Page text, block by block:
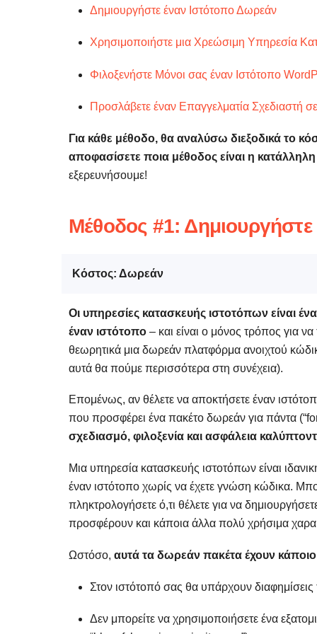
Δημιουργήστε έναν Ιστότοπο Δωρεάν
Χρησιμοποιήστε μια Χρεώσιμη Υπηρεσία
Φιλοξενήστε Μόνοι σας έναν Ιστότοπο
Προσλάβετε έναν Επαγγελματία Σχεδιαστή
Για κάθε μέθοδο, θα αναλύσω διεξοδικά το
αποφασίσετε ποια μέθοδος είναι η
εξερευνήσουμε!
Μέθοδος #1:
Κόστος: Δωρεάν
Οι υπηρεσίες κατασκευής ιστοτόπων είναι
έναν ιστότοπο – και είναι ο μόνος τρόπος για
θεωρητικά μια δωρεάν πλατφόρμα ανοιχτού
αυτά θα πούμε περισσότερα στη συνέχεια).
Επομένως, αν θέλετε να αποκτήσετε έναν
που προσφέρει ένα πακέτο δωρεάν για πάντα
σχεδιασμό, φιλοξενία και ασφάλεια
Μια υπηρεσία κατασκευής ιστοτόπων είναι
έναν ιστότοπο χωρίς να έχετε γνώση κώδικα.
πληκτρολογήσετε ό,τι θέλετε για να
προσφέρουν και κάποια άλλα πολύ χρήσιμα
Ωστόσο, αυτά τα δωρεάν πακέτα έχουν
Στον ιστότοπό σας θα υπάρχουν
Δεν μπορείτε να χρησιμοποιήσετε ένα